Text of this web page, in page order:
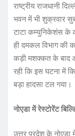
राष्ट्रीय राजधानी
भवन में भी शुक्रवार
टाटा कम्युनिकेशंस के
ही दमकल विभाग की
कड़ी मशक्कत के बाद
रही कि इस घटना में
बड़ा हादसा टल गया।
नोएडा में रेस्टोरेंट
उत्तर प्रदेश के